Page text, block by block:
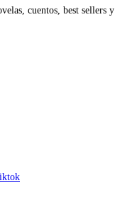
cuentos, best sellers y